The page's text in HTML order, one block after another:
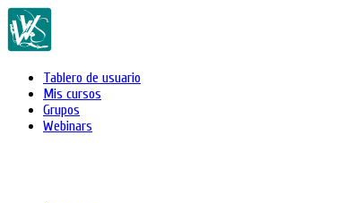
Tablero de usuario
Mis cursos
Grupos
Webinars